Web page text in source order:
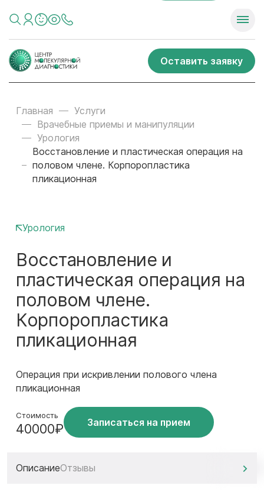
Оставить заявку
Главная
Услуги
Врачебные приемы и манипуляции
Урология
Восстановление и пластическая операция на
половом члене. Корпоропластика
пликационная
Урология
Восстановление и
пластическая операция на
половом члене.
Корпоропластика
пликационная
Операция при искривлении полового члена
пликационная
Стоимость
40000₽ Записаться на прием
ОписаниеОтзывы